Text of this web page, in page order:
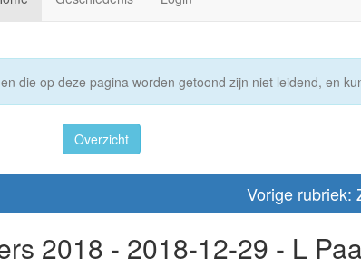
die op deze pagina worden getoond zijn niet leidend, en
Overzicht
Vorige rubriek:
2018 - 2018-12-29 - L